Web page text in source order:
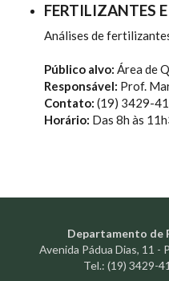
FERTILIZANTES
Análises de
Público alvo: Área de
Responsável: Prof.
Contato: (19) 3429-
Horário: Das 8h às
Departamento de
Avenida Pádua Dias, 11 -
Tel.: (19) 3429-